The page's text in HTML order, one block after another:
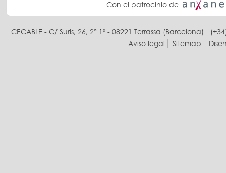
Con el patrocinio de
CECABLE - C/ Suris, 26, 2° 1ª - 08221 Terrassa (Barcelona) ·
Aviso legal
Sitemap